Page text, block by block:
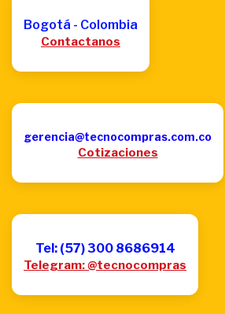
Bogotá - Colombia
Contactanos
gerencia@tecnocompras.com.co
Cotizaciones
Tel: (57) 300 8686914
Telegram: @tecnocompras